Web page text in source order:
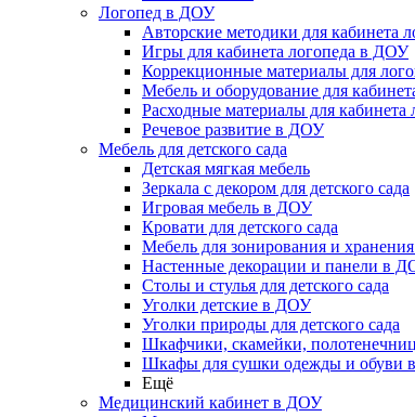
Логопед в ДОУ
Авторские методики для кабинета
Игры для кабинета логопеда в ДОУ
Коррекционные материалы для
Мебель и оборудование для
Расходные материалы для
Речевое развитие в ДОУ
Мебель для детского сада
Детская мягкая мебель
Зеркала с декором для детского сада
Игровая мебель в ДОУ
Кровати для детского сада
Мебель для зонирования и
Настенные декорации и панели в
Столы и стулья для детского сада
Уголки детские в ДОУ
Уголки природы для детского сада
Шкафчики, скамейки,
Шкафы для сушки одежды и обуви
Ещё
Медицинский кабинет в ДОУ